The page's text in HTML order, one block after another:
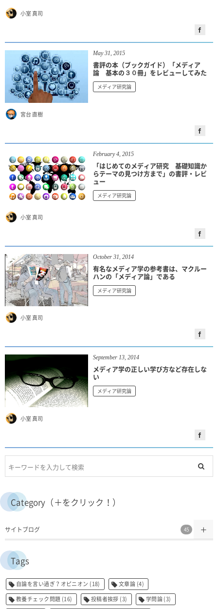
小室 真司
May 31,2015
書評の本（ブックガイド）「メディア
論 基本の３０冊」をレビューしてみた
メディア研究論
宮台 直樹
February 4 ,2015
「はじめてのメディア研究 基礎知識か
らテーマの見つけ方まで」の書評・レビ
ュー
メディア研究論
小室 真司
October 31 ,2014
有名なメディア学の参考書は、マクルー
ハンの「メディア論」である
メディア研究論
小室 真司
September 13,2014
メディア学の正しい学び方など存在しな
い
メディア研究論
小室 真司
Category（＋をクリック！）
サイトブログ 45
Tags
自論を言い過ぎ？オピニオン (18) 文章論 (4)
教養チェック問題 (16) 投稿者挨拶 (3) 学問論(3)